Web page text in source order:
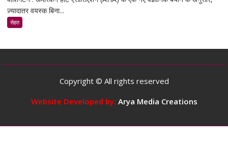
लिए
5
ज़्यादातर वयस्क बिना...
सेहत
Copyright © All rights reserved
Website Developed by: Arya Media Creations